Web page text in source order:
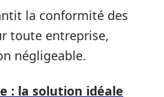
la conformité des
toute entreprise,
négligeable.
: la solution idéale